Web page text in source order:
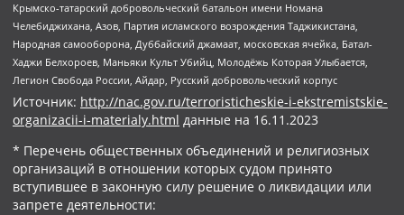
Крымско-татарский добровольческий батальон имени Номана
Челебиджихана, Азов, Партия исламского возрождения Таджикистана,
Народная самооборона, Дуббайский джамаат, московская ячейка, Батал-
Хаджи Белхороев, Маньяки Культ Убийц, Молодёжь Которая Улыбается,
Легион Свобода России, Айдар, Русский добровольческий корпус
Источник: http://nac.gov.ru/terroristicheskie-i-ekstremistskie-
organizacii-i-materialy.html данные на 16.11.2023
* Перечень общественных объединений и религиозных
организаций в отношении которых судом принято
вступившее в законную силу решение о ликвидации или
запрете деятельности: